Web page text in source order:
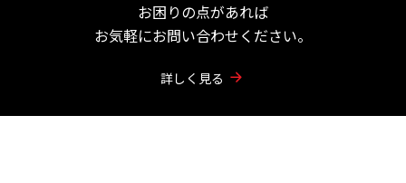
お困りの点があれば
お気軽にお問い合わせください。
詳しく見る